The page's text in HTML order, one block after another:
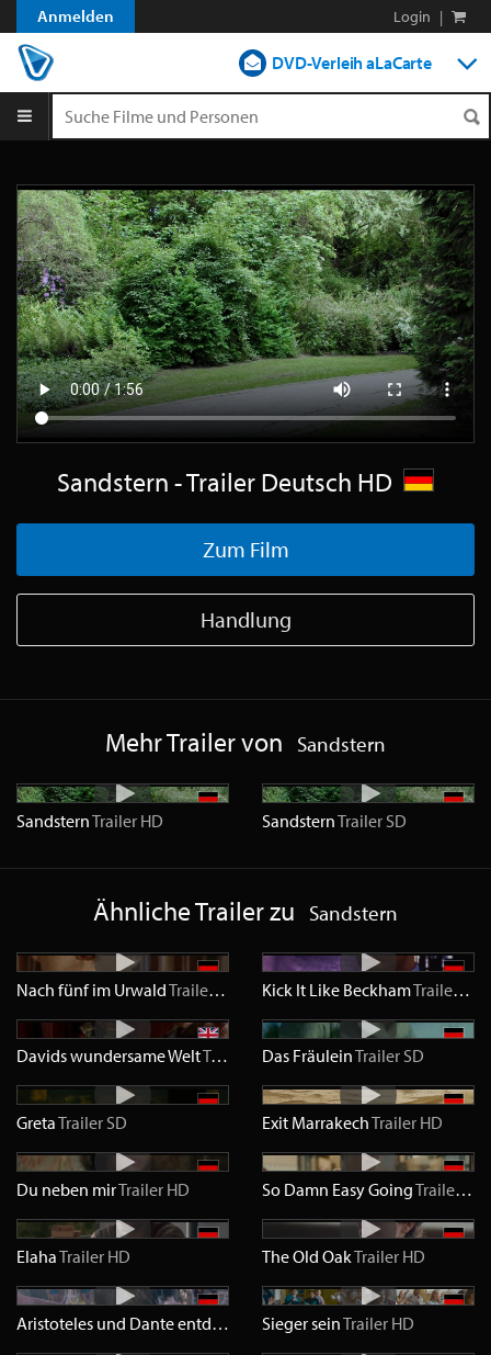
Anmelden Login |
DVD-Verleih aLaCarte
Shop
Blog
Sandstern - Trailer Deutsch HD
Zum Film
Handlung
Mehr Trailer von Sandstern
SandsternTrailer HD SandsternTrailer SD
Ähnliche Trailer zu Sandstern
Nach fünf im UrwaldTrailer SD Kick It Like BeckhamTrailer SD
Davids wundersame WeltTrailer SD
Das FräuleinTrailer SD
GretaTrailer SD Exit MarrakechTrailer HD
Du neben mirTrailer HD So Damn Easy GoingTrailer HD
ElahaTrailer HD The Old OakTrailer HD
Aristoteles und Dante entdecken die Geheimnisse des Universums Sieger seinTrailer HD